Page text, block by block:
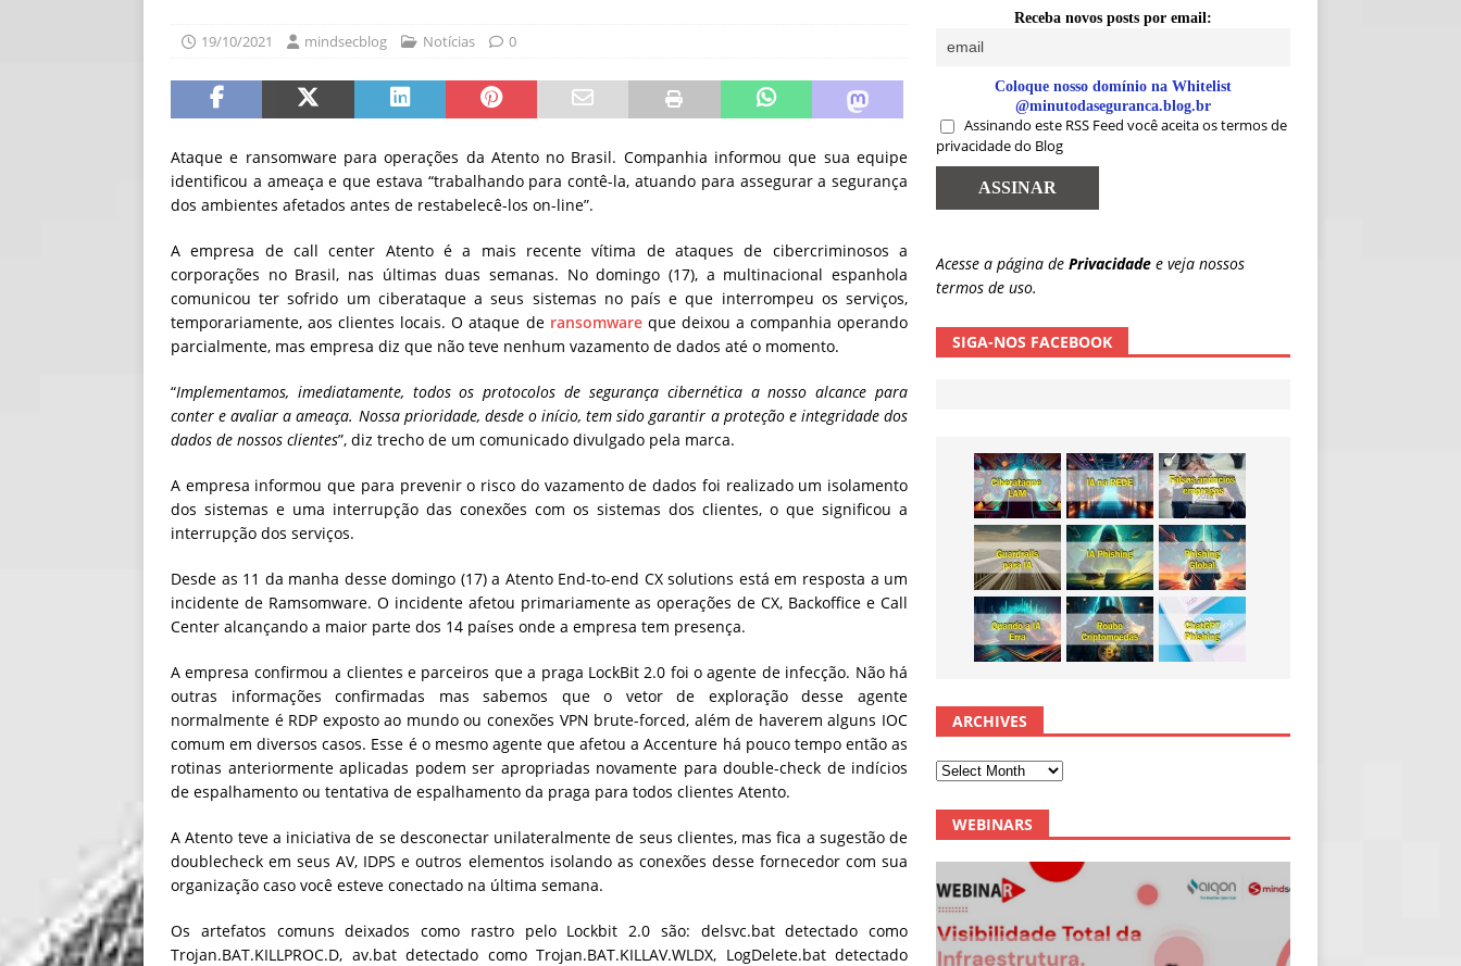
[ 06/08/2026 ]
[ 06/08/2026 ]
Sem guardrails, a autonomia da IA se torna um risco
NOTÍCIAS
19/10/2021 mindsecblog Notícias 0
Ataque e ransomware para operações da Atento no Brasil. Companhia informou que sua equipe
identificou a ameaça e que estava “trabalhando para contê-la, atuando para assegurar a segurança
dos ambientes afetados antes de restabelecê-los on-line”.
A empresa de call center Atento é a mais recente vítima de ataques de cibercriminosos a
corporações no Brasil, nas últimas duas semanas. No domingo (17), a multinacional espanhola
comunicou ter sofrido um ciberataque a seus sistemas no país e que interrompeu os serviços,
temporariamente, aos clientes locais. O ataque de ransomware que deixou a companhia operando
parcialmente, mas empresa diz que não teve nenhum vazamento de dados até o momento.
“Implementamos, imediatamente, todos os protocolos de segurança cibernética a nosso alcance para
conter e avaliar a ameaça. Nossa prioridade, desde o início, tem sido garantir a proteção e integridade dos
dados de nossos clientes”, diz trecho de um comunicado divulgado pela marca.
A empresa informou que para prevenir o risco do vazamento de dados foi realizado um isolamento
dos sistemas e uma interrupção das conexões com os sistemas dos clientes, o que significou a
interrupção dos serviços.
Desde as 11 da manha desse domingo (17) a Atento End-to-end CX solutions está em resposta a um
incidente de Ramsomware. O incidente afetou primariamente as operações de CX, Backoffice e Call
Center alcançando a maior parte dos 14 países onde a empresa tem presença.
A empresa confirmou a clientes e parceiros que a praga LockBit 2.0 foi o agente de infecção. Não há
outras informações confirmadas mas sabemos que o vetor de exploração desse agente
normalmente é RDP exposto ao mundo ou conexões VPN brute-forced, além de haverem alguns IOC
comum em diversos casos. Esse é o mesmo agente que afetou a Accenture há pouco tempo então as
rotinas anteriormente aplicadas podem ser apropriadas novamente para double-check de indícios
de espalhamento ou tentativa de espalhamento da praga para todos clientes Atento.
A Atento teve a iniciativa de se desconectar unilateralmente de seus clientes, mas fica a sugestão de
doublecheck em seus AV, IDPS e outros elementos isolando as conexões desse fornecedor com sua
organização caso você esteve conectado na última semana.
Os artefatos comuns deixados como rastro pelo Lockbit 2.0 são: delsvc.bat detectado como
Trojan.BAT.KILLPROC.D, av.bat detectado como Trojan.BAT.KILLAV.WLDX, LogDelete.bat detectado
Receba novos posts por email:
Coloque nosso domínio na Whitelist
@minutodaseguranca.blog.br
Assinando este RSS Feed você aceita os termos de
privacidade do Blog
Acesse a página de Privacidade e veja nossos
termos de uso.
SIGA-NOS FACEBOOK
ARCHIVES
WEBINARS